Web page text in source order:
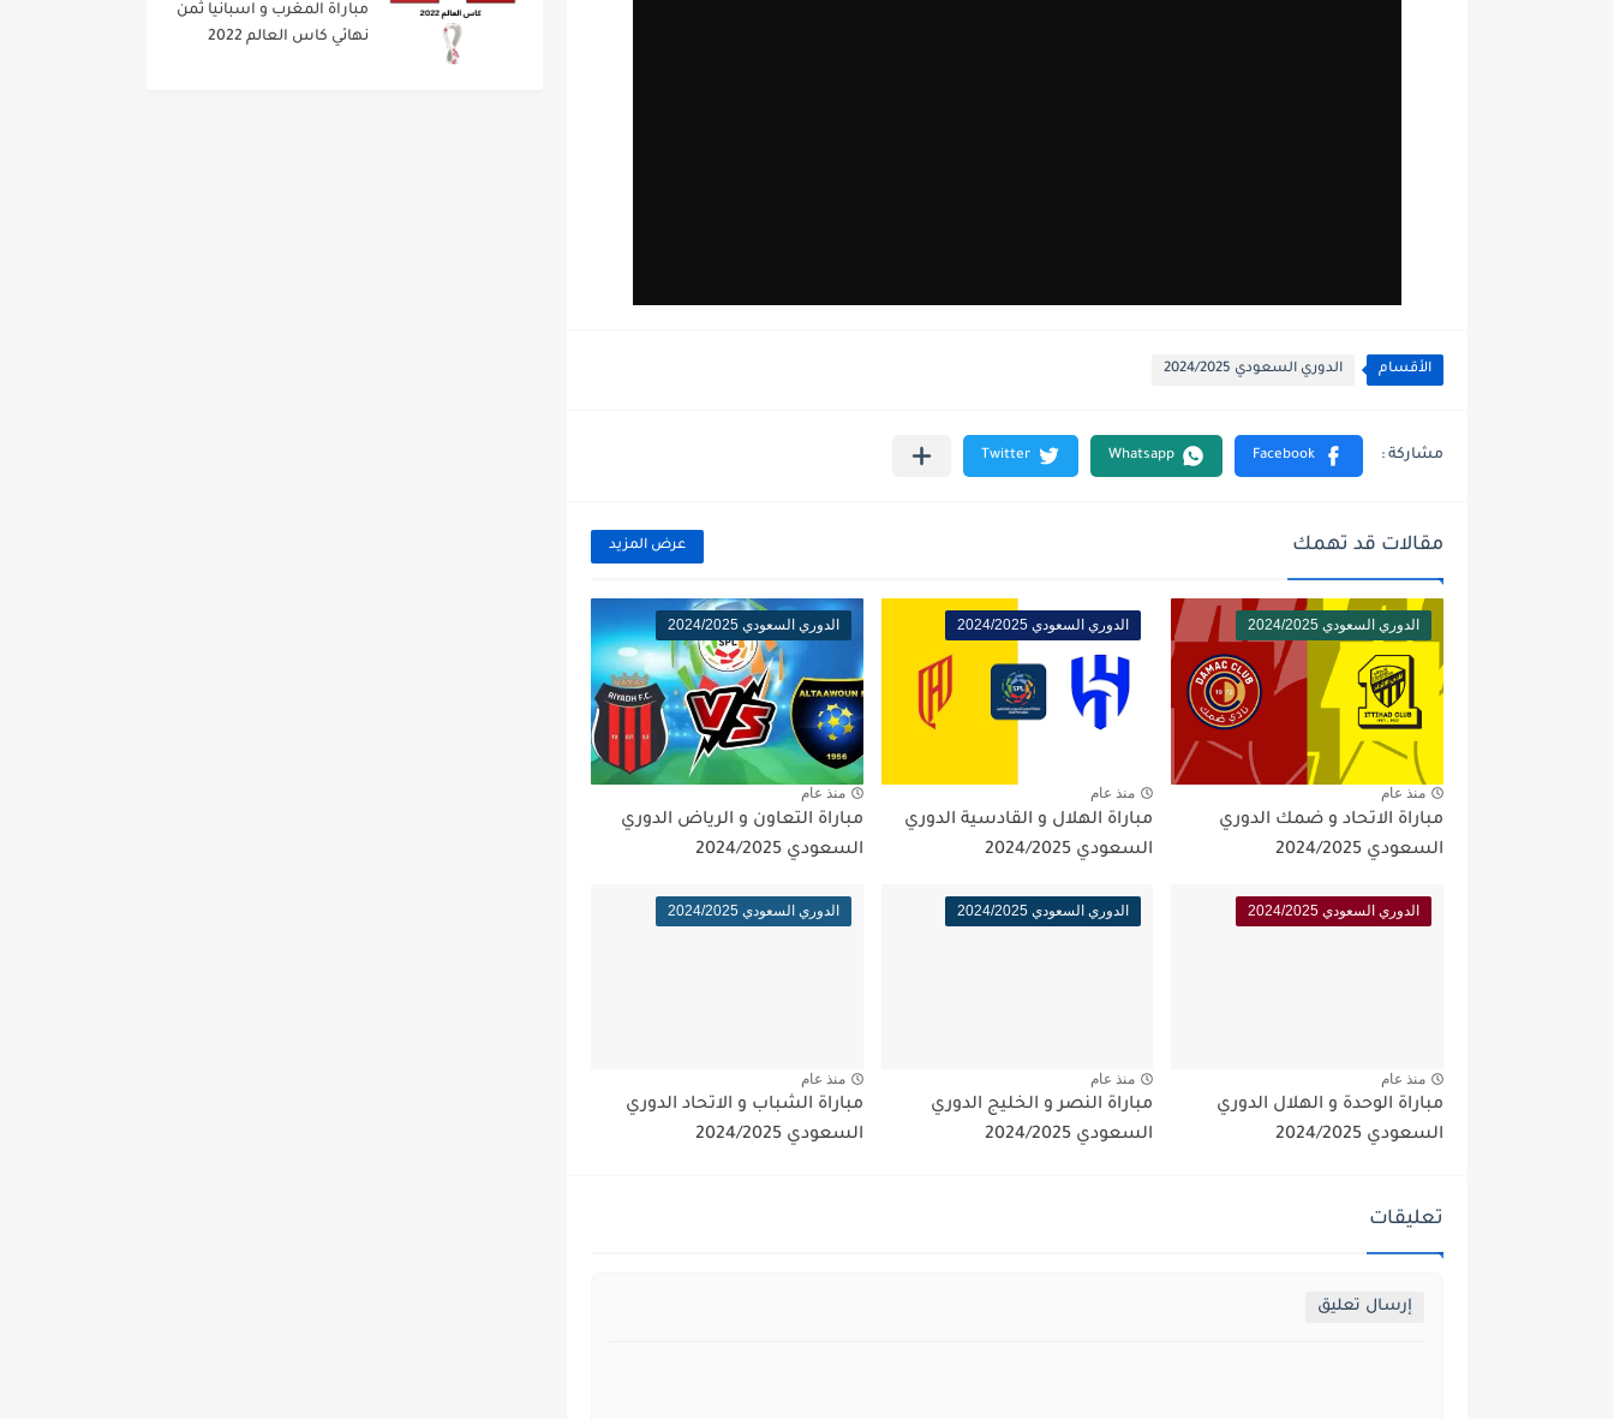
الأقسام الدوري السعودي 2024/2025
مقالات قد تهمك عرض المزيد
الدوري السعودي 2024/2025
منذ عام
مباراة الاتحاد و ضمك الدوري
السعودي 2024/2025
الدوري السعودي 2024/2025
منذ عام
مباراة الهلال و القادسية الدوري
السعودي 2024/2025
الدوري السعودي 2024/2025
منذ عام
مباراة التعاون و الرياض الدوري
السعودي 2024/2025
الدوري السعودي 2024/2025
منذ عام
مباراة الوحدة و الهلال الدوري
السعودي 2024/2025
الدوري السعودي 2024/2025
منذ عام
مباراة النصر و الخليج الدوري
السعودي 2024/2025
الدوري السعودي 2024/2025
منذ عام
مباراة الشباب و الاتحاد الدوري
السعودي 2024/2025
تعليقات
إرسال تعليق
مباراة المغرب و اسبانيا ثمن
نهائي كاس العالم 2022